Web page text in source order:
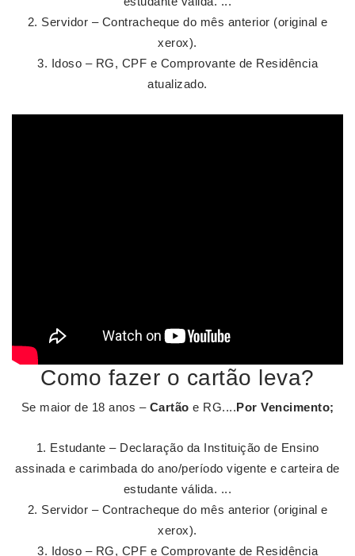
Servidor – Contracheque do mês anterior (original e
xerox).
Idoso – RG, CPF e Comprovante de Residência
atualizado.
Como fazer o cartão leva?
Se maior de 18 anos – Cartão e RG....Por Vencimento;
Estudante – Declaração da Instituição de Ensino
assinada e carimbada do ano/período vigente e carteira de
estudante válida. ...
Servidor – Contracheque do mês anterior (original e
xerox).
Idoso – RG, CPF e Comprovante de Residência